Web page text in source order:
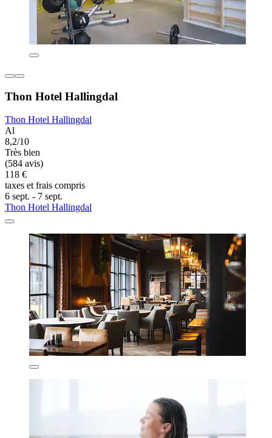
Thon Hotel Hallingdal
Thon Hotel Hallingdal
Al
8,2/10
Très bien
(584 avis)
118 €
taxes et frais compris
6 sept. - 7 sept.
Thon Hotel Hallingdal